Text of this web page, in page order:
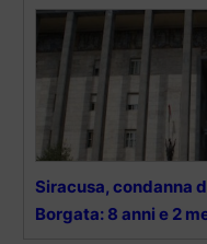
Siracusa, condanna
Borgata: 8 anni e 2